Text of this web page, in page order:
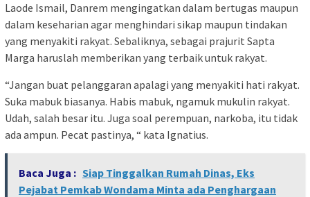
Laode Ismail, Danrem mengingatkan dalam bertugas maupun
dalam keseharian agar menghindari sikap maupun tindakan
yang menyakiti rakyat. Sebaliknya, sebagai prajurit Sapta
Marga haruslah memberikan yang terbaik untuk rakyat.
“Jangan buat pelanggaran apalagi yang menyakiti hati rakyat.
Suka mabuk biasanya. Habis mabuk, ngamuk mukulin rakyat.
Udah, salah besar itu. Juga soal perempuan, narkoba, itu tidak
ada ampun. Pecat pastinya, “ kata Ignatius.
Baca Juga : Siap Tinggalkan Rumah Dinas, Eks
Pejabat Pemkab Wondama Minta ada Penghargaan